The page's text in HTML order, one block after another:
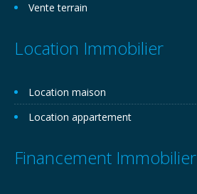
Vente terrain
Location Immobilier
Location maison
Location appartement
Financement Immobilier